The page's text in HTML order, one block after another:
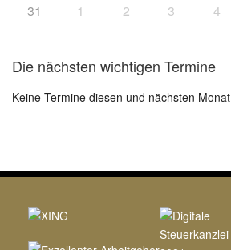
31 1 2 3 4
Die nächsten wichtigen Termine
Keine Termine diesen und nächsten Monat